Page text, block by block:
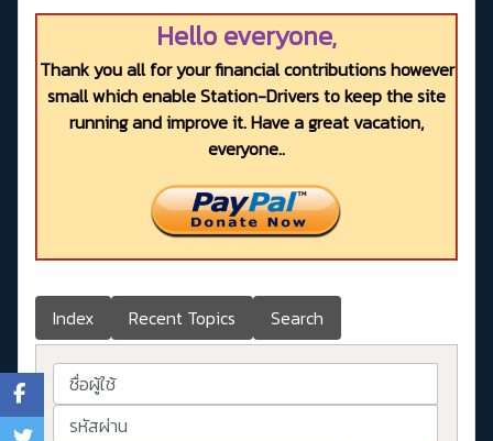
Hello everyone,
Thank you all for your financial contributions however
small which enable Station-Drivers to keep the site
running and improve it. Have a great vacation,
everyone..
Index Recent Topics Search
ชื่อผู้ใช้
รหัสผ่าน